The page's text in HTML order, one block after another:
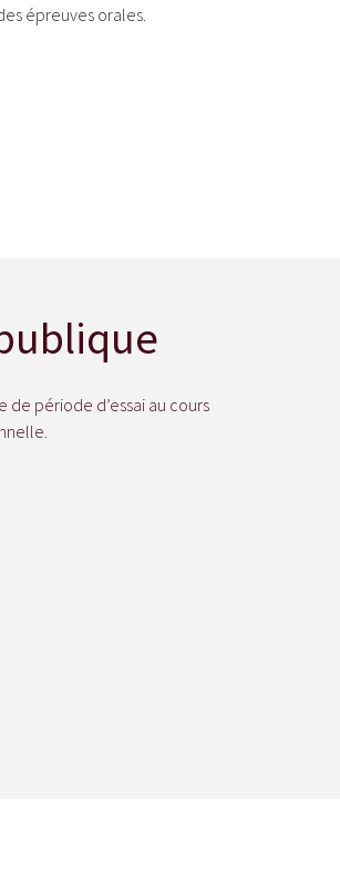
épreuves orales.
de période d’essai au cours